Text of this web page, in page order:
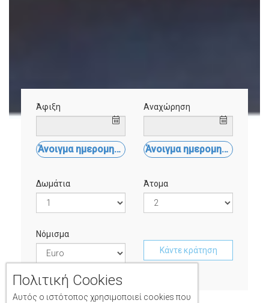
Άφιξη
Άνοιγμα ημερομηνίας
Αναχώρηση
Άνοιγμα ημερομηνίας
Δωμάτια Άτομα
Νόμισμα
Κάντε κράτηση
Πολιτική Cookies
Αυτός ο ιστότοπος χρησιμοποιεί cookies που